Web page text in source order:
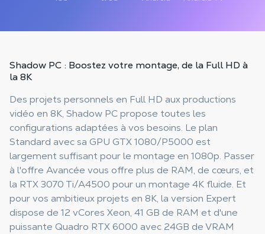
Shadow PC : Boostez votre montage, de la Full HD à
la 8K
Des projets personnels en Full HD aux productions
vidéo en 8K, Shadow PC propose toutes les
configurations adaptées à vos besoins. Le plan
Standard avec sa GPU GTX 1080/P5000 est
largement suffisant pour le montage en 1080p. Passer
à l'offre Avancée vous offre plus de RAM, de cœurs, et
la RTX 3070 Ti/A4500 pour un montage 4K fluide. Et
pour vos ambitieux projets en 8K, la version Expert
dispose de 12 vCores Xeon, 41 GB de RAM et d'une
puissante Quadro RTX 6000 avec 24GB de VRAM